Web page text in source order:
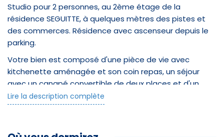
Studio pour 2 personnes, au 2ème étage de la
résidence SEGUITTE, à quelques mètres des pistes et
des commerces. Résidence avec ascenseur depuis le
parking.
Votre bien est composé d'une pièce de vie avec
kitchenette aménagée et son coin repas, un séjour
avec un canapé convertible de deux places et d'un
placard de rangement. Une salle de bains avec WC.
Balcon avec vue sur les chalets.
Lire la description complète